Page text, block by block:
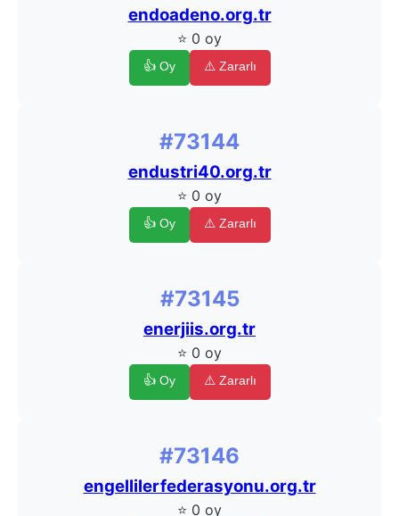
endoadeno.org.tr
⭐ 0 oy
👍 Oy ⚠️ Zararlı
#73144
endustri40.org.tr
⭐ 0 oy
👍 Oy ⚠️ Zararlı
#73145
enerjiis.org.tr
⭐ 0 oy
👍 Oy ⚠️ Zararlı
#73146
engellilerfederasyonu.org.tr
⭐ 0 oy